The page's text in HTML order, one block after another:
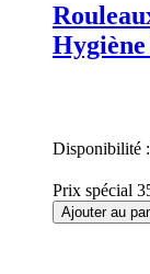
Disponibilité :
Prix spécial
Ajouter au